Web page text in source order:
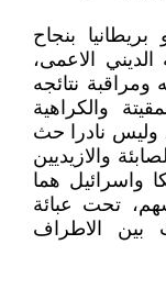
بنجاح
الاعمى،
نتائجه
والكراهية
وليس نادرا حث
والازيديين
واسرائيل هما
تحت عبائة
بين الاطراف